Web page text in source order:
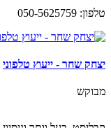
טלפון: 050-5625759
יצחק שחר - ייעוץ טלפוני
מבוקש